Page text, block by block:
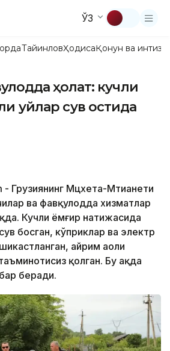
ЎЗ
ТайинловҲодисаҚонун ва
ҳолат: кучли
уйлар сув остида
Грузиянинг Мцхета-Мтианети
ва фавқулодда хизматлар
Кучли ёмғир натижасида
босган, кўприклар ва электр
айрим аҳоли
қолган. Бу ҳақда
беради.